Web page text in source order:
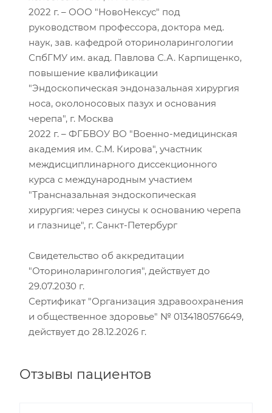
2022 г. – ООО "НовоНексус" под
руководством профессора, доктора мед.
наук, зав. кафедрой оториноларингологии
СпбГМУ им. акад. Павлова С.А. Карпищенко,
повышение квалификации
"Эндоскопическая эндоназальная хирургия
носа, околоносовых пазух и основания
черепа", г. Москва
2022 г. – ФГБВОУ ВО "Военно-медицинская
академия им. С.М. Кирова", участник
междисциплинарного диссекционного
курса с международным участием
"Трансназальная эндоскопическая
хирургия: через синусы к основанию черепа
и глазнице", г. Санкт-Петербург
Свидетельство об аккредитации
"Оториноларингология", действует до
29.07.2030 г.
Сертификат "Организация здравоохранения
и общественное здоровье" № 0134180576649,
действует до 28.12.2026 г.
Отзывы пациентов